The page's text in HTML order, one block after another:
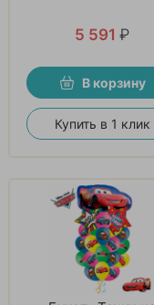
5 591 ₽
В корзину
Купить в 1 клик